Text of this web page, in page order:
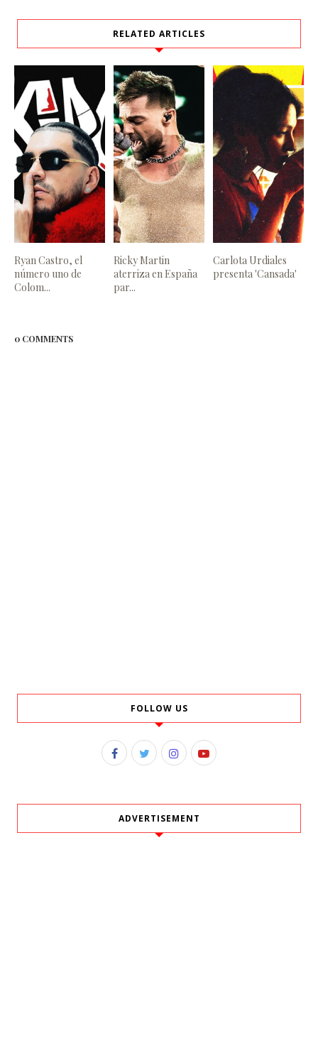
RELATED ARTICLES
Ryan Castro, el
número uno de
Colom...
Ricky Martin
aterriza en España
par...
Carlota Urdiales
presenta 'Cansada'
0 COMMENTS
FOLLOW US
ADVERTISEMENT